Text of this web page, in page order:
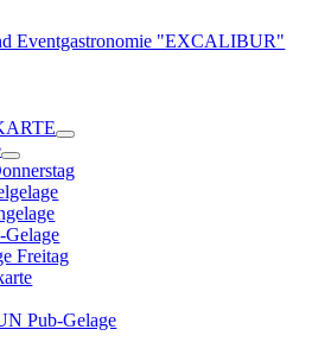
Freitag
Pub-Gelage